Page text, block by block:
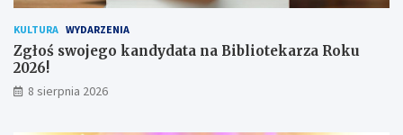
ó
w
KULTURA WYDARZENIA
Zgłoś swojego kandydata na Bibliotekarza Roku
2026!
8 sierpnia 2026